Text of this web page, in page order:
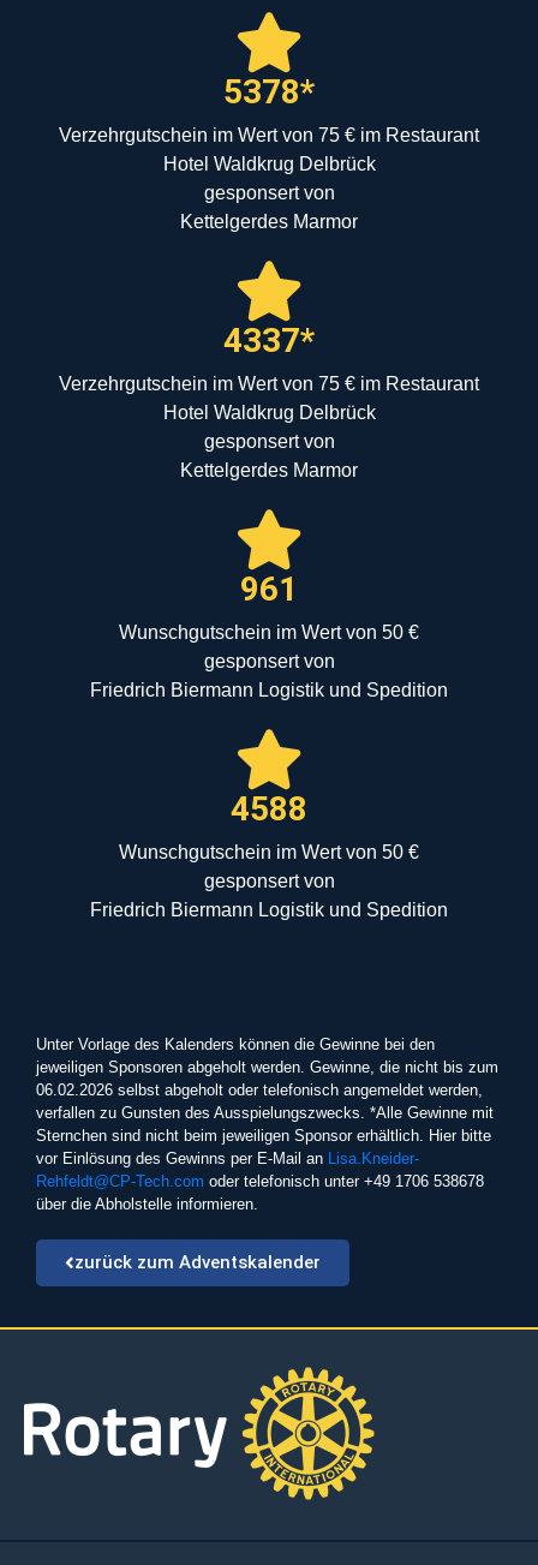
5378*
Verzehrgutschein im Wert von 75 € im Restaurant
Hotel Waldkrug Delbrück
gesponsert von
Kettelgerdes Marmor
4337*
Verzehrgutschein im Wert von 75 € im Restaurant
Hotel Waldkrug Delbrück
gesponsert von
Kettelgerdes Marmor
961
Wunschgutschein im Wert von 50 €
gesponsert von
Friedrich Biermann Logistik und Spedition
4588
Wunschgutschein im Wert von 50 €
gesponsert von
Friedrich Biermann Logistik und Spedition
Unter Vorlage des Kalenders können die Gewinne bei den
jeweiligen Sponsoren abgeholt werden. Gewinne, die nicht bis zum
06.02.2026 selbst abgeholt oder telefonisch angemeldet werden,
verfallen zu Gunsten des Ausspielungszwecks. *Alle Gewinne mit
Sternchen sind nicht beim jeweiligen Sponsor erhältlich. Hier bitte
vor Einlösung des Gewinns per E-Mail an Lisa.Kneider-
Rehfeldt@CP-Tech.com oder telefonisch unter +49 1706 538678
über die Abholstelle informieren.
zurück zum Adventskalender